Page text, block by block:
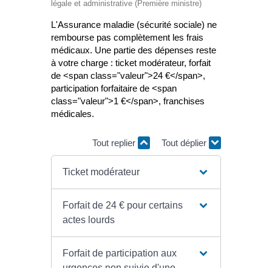
légale et administrative (Première ministre)
L'Assurance maladie (sécurité sociale) ne
rembourse pas complètement les frais
médicaux. Une partie des dépenses reste
à votre charge : ticket modérateur, forfait
de <span class="valeur">24 €</span>,
participation forfaitaire de <span
class="valeur">1 €</span>, franchises
médicales.
Tout replier Tout déplier
Ticket modérateur
Forfait de 24 € pour certains
actes lourds
Forfait de participation aux